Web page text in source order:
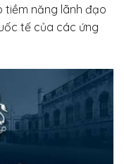
tiềm năng lãnh đạo
tế của các ứng